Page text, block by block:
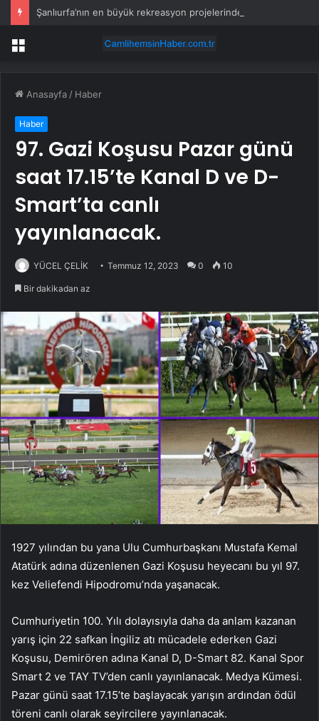
Menü
Anasayfa / Haber
Haber
97. Gazi Koşusu Pazar günü
saat 17.15’te Kanal D ve D-
Smart’ta canlı
yayınlanacak.
YÜCEL ÇELİK Temmuz 12, 2023 0 10
Bir dakikadan az
1927 yılından bu yana Ulu Cumhurbaşkanı Mustafa Kemal
Atatürk adına düzenlenen Gazi Koşusu heyecanı bu yıl 97.
kez Veliefendi Hipodromu’nda yaşanacak.
Cumhuriyetin 100. Yılı dolayısıyla daha da anlam kazanan
yarış için 22 safkan İngiliz atı mücadele ederken Gazi
Koşusu, Demirören adına Kanal D, D-Smart 82. Kanal Spor
Smart 2 ve TAY TV’den canlı yayınlanacak. Medya Kümesi.
Pazar günü saat 17.15’te başlayacak yarışın ardından ödül
töreni canlı olarak seyircilere yayınlanacak.